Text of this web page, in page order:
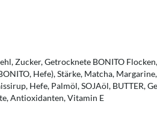
Zucker, Getrocknete BONITO
Hefe), Stärke, Matcha,
Hefe, Palmöl, SOJAöl, BUTTER,
Antioxidanten, Vitamin E